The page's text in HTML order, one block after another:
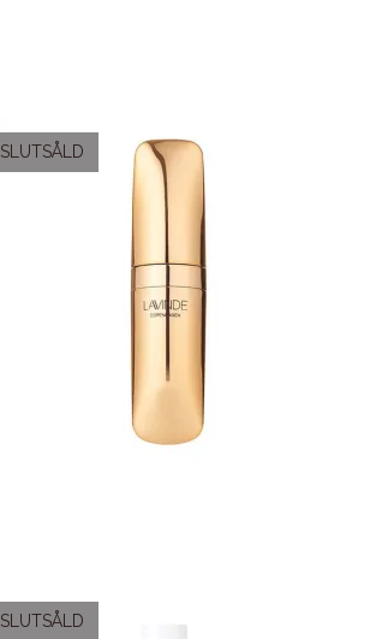
SLUTSÅLD
SLUTSÅLD